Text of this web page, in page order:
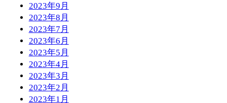
2023年9月
2023年8月
2023年7月
2023年6月
2023年5月
2023年4月
2023年3月
2023年2月
2023年1月